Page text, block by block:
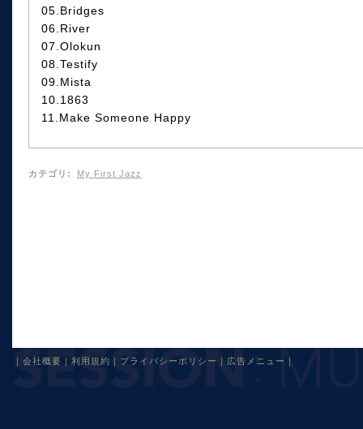
05.Bridges
06.River
07.Olokun
08.Testify
09.Mista
10.1863
11.Make Someone Happy
カテゴリ : My First Jazz
会社概要 利用規約 プライバシーポリシー 広告メニュー